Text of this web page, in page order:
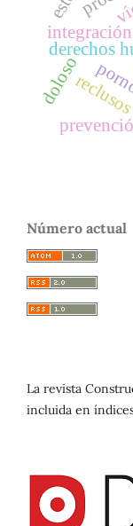
derechos
doloso
Número actual
La revista
incluida en